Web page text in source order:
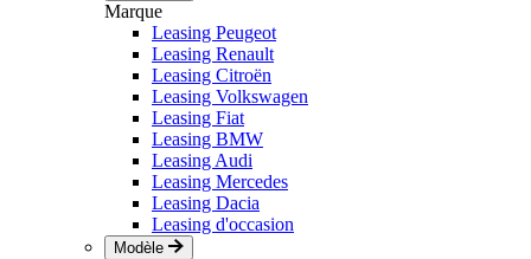
Marque
Leasing Peugeot
Leasing Renault
Leasing Citroën
Leasing Volkswagen
Leasing Fiat
Leasing BMW
Leasing Audi
Leasing Mercedes
Leasing Dacia
Leasing d'occasion
Modèle